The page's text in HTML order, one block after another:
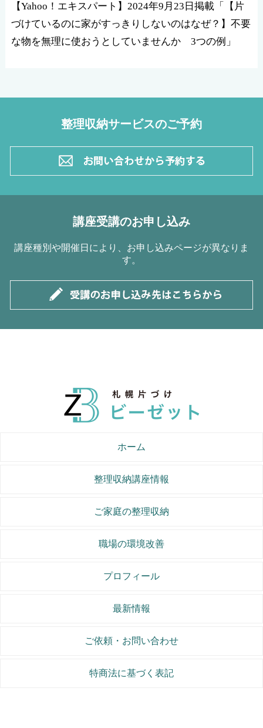
【Yahoo！エキスパート】2024年9月23日掲載「【片
づけているのに家がすっきりしないのはなぜ？】不要
な物を無理に使おうとしていませんか 3つの例」
整理収納サービスのご予約
講座受講のお申し込み
講座種別や開催日により、お申し込みページが異なりま
す。
ホーム
整理収納講座情報
ご家庭の整理収納
職場の環境改善
プロフィール
最新情報
ご依頼・お問い合わせ
特商法に基づく表記